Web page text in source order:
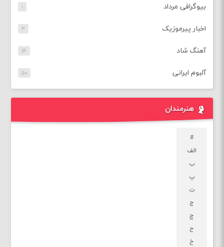
بیوگرافی مرداد ۱
اخبار پیرموزیک ۳
آهنگ شاد ۱۴
آلبوم ایرانی ۵۰
هنرمندان
#
الف
ب
پ
ت
ج
چ
ح
خ